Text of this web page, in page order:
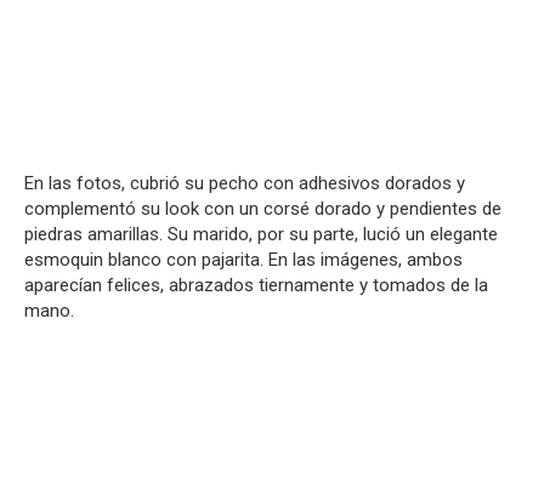
En las fotos, cubrió su pecho con adhesivos dorados y
complementó su look con un corsé dorado y pendientes de
piedras amarillas. Su marido, por su parte, lució un elegante
esmoquin blanco con pajarita. En las imágenes, ambos
aparecían felices, abrazados tiernamente y tomados de la
mano.